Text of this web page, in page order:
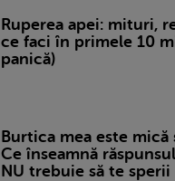
Ruperea apei: mituri,
ce faci în primele 10
panică)
Burtica mea este mică
Ce înseamnă
NU trebuie să te sperii